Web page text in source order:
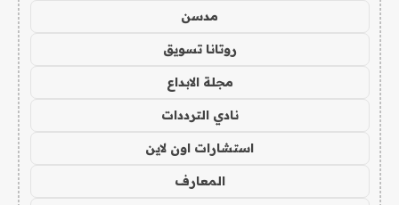
مدسن
روتانا تسويق
مجلة الابداع
نادي الترددات
استشارات اون لاين
المعارف